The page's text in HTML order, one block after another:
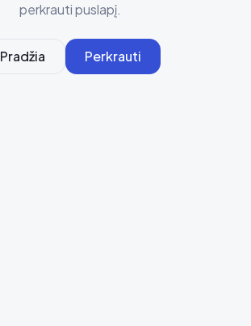
perkrauti puslapį.
Pradžia Perkrauti